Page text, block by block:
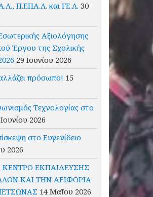
Π.ΕΠΑ.Λ. και ΓΕ.Λ. 30
Αξιολόγησης
Έργου της Σχολικής
29 Ιουνίου 2026
πρόσωπο! 15
Τεχνολογίας στο
2026
στο Ευγενίδειο
2026
ΕΚΠΑΙΔΕΥΣΗΣ
ΚΑΙ ΤΗΝ ΑΕΙΦΟΡΙΑ
14 Μαΐου 2026